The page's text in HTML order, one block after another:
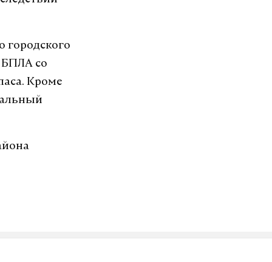
городского
БПЛА со
Кроме